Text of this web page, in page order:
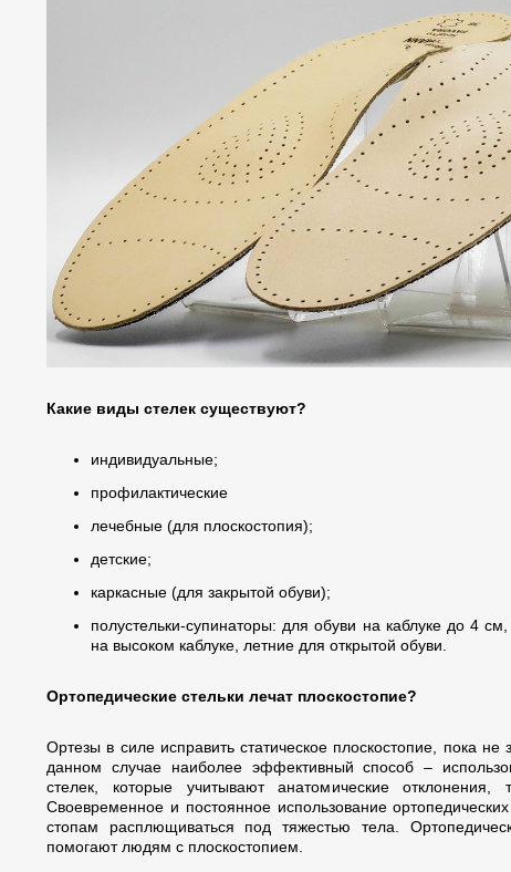
Какие виды стелек существуют?
индивидуальные;
профилактические
лечебные (для плоскостопия);
детские;
каркасные (для закрытой обуви);
полустельки-супинаторы: для обуви на каблуке до 4
на высоком каблуке, летние для открытой обуви.
Ортопедические стельки лечат плоскостопие?
Ортезы в силе исправить статическое плоскостопие, пока не
данном случае наиболее эффективный способ –
стелек, которые учитывают анатомические отклонения,
Своевременное и постоянное использование
стопам расплющиваться под тяжестью тела.
помогают людям с плоскостопием.